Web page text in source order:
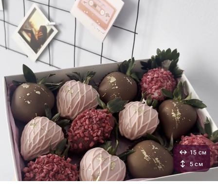
15 см
5 см